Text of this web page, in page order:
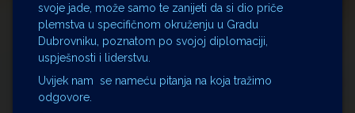
svoje jade, može samo te zanijeti da si dio priče
plemstva u specifičnom okruženju u Gradu
Dubrovniku, poznatom po svojoj diplomaciji,
uspješnosti i liderstvu.
Uvijek nam se nameću pitanja na koja tražimo
odgovore.